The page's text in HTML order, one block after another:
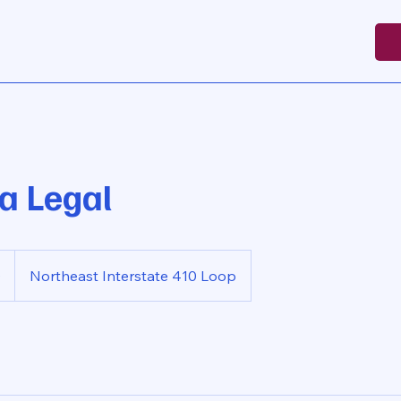
Legal
Northeast Interstate 410 Loop